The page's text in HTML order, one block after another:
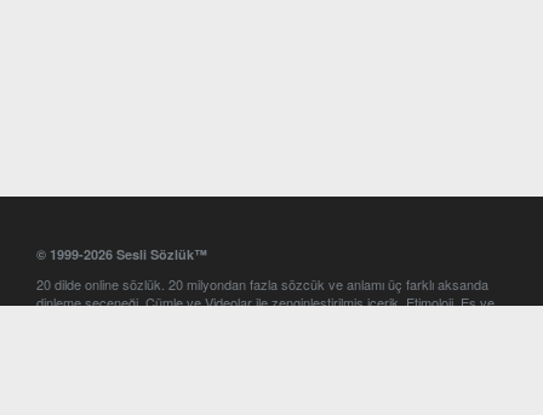
© 1999-2026 Sesli Sözlük™
20 dilde online sözlük. 20 milyondan fazla sözcük ve anlamı üç farklı aksanda
dinleme seçeneği. Cümle ve Videolar ile zenginleştirilmiş içerik. Etimoloji, Eş ve